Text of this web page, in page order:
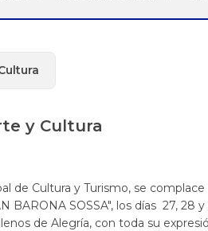
y Cultura
de Cultura y Turismo, se complace
BARONA SOSSA", los días 27, 28
de Alegría, con toda su